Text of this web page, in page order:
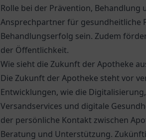
Rolle bei der Prävention,
Ansprechpartner für gesundheitliche
Behandlungserfolg sein. Zudem
der Öffentlichkeit.
Wie sieht die Zukunft der Apotheke
Die Zukunft der Apotheke steht vor
Entwicklungen, wie die
Versandservices und digitale
der persönliche Kontakt zwischen
Beratung und Unterstützung.